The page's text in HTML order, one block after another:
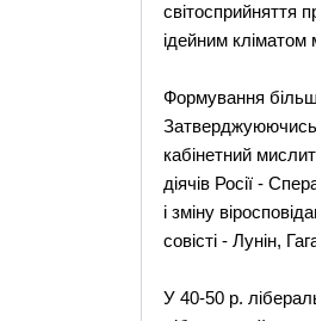
світосприйняття
ідейним кліматом
Формування
Затверджуюючись
кабінетний
діячів Росії -
і зміну
совісті - Лунін,
У 40-50 р.